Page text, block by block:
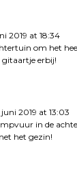
2019 at 18:34
om het
erbij!
juni 2019 at 13:03
in de
het gezin!